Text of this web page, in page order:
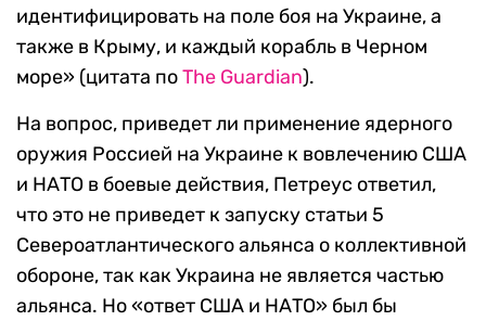
идентифицировать на поле боя на Украине, а
также в Крыму, и каждый корабль в Черном
море» (цитата поThe Guardian).
На вопрос, приведет ли применение ядерного
оружия Россией на Украине к вовлечению США
и НАТО в боевые действия, Петреус ответил,
что это не приведет к запуску статьи 5
Североатлантического альянса о коллективной
обороне, так как Украина не является частью
альянса. Но «ответ США и НАТО» был бы